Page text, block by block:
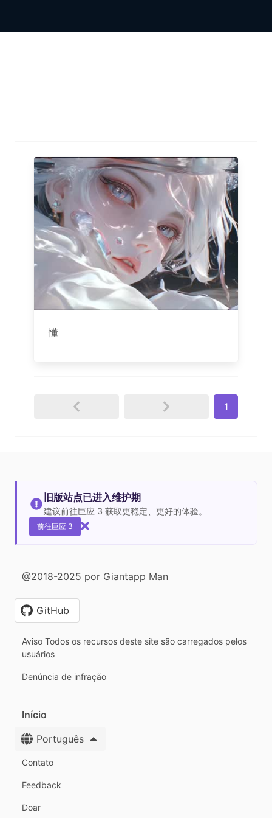
懂
1
旧版站点已进入维护期
建议前往巨应 3 获取更稳定、更好的体验。
前往巨应 3
@2018-2025 por Giantapp Man
GitHub
Aviso Todos os recursos deste site são carregados pelos
usuários
Denúncia de infração
Início
Português
Contato
Feedback
Doar